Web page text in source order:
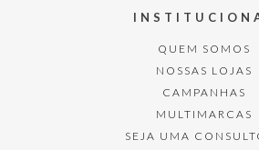
QUEM SOMOS
NOSSAS LOJAS
CAMPANHAS
MULTIMARCAS
SEJA UMA